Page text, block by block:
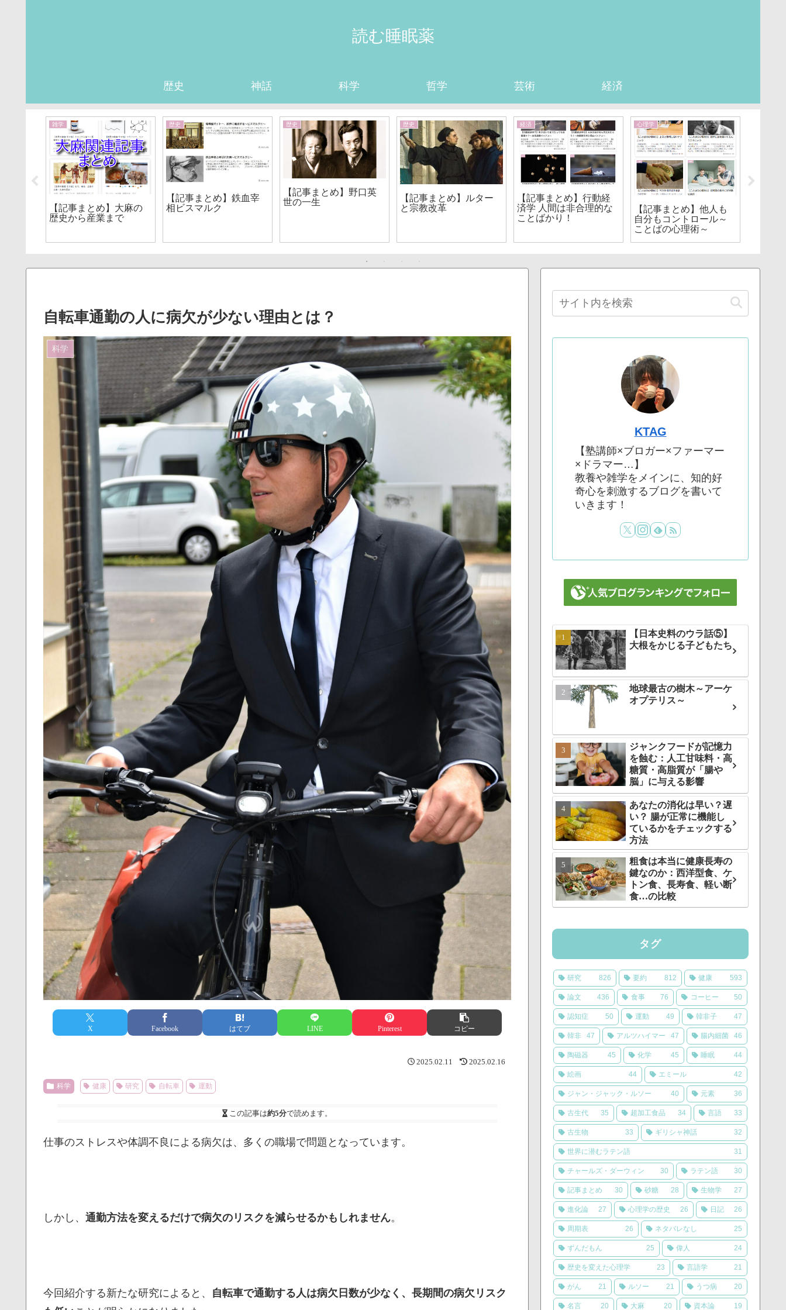
読む睡眠薬
歴史 神話 科学 哲学 芸術 経済
雑学
【記事まとめ】大麻の
歴史から産業まで
歴史
【記事まとめ】鉄血宰
相ビスマルク
歴史
【記事まとめ】野口英
世の一生
歴史
【記事まとめ】ルター
と宗教改革
経済
【記事まとめ】行動経
済学 人間は非合理的な
ことばかり！
心理学
【記事まとめ】他人も
自分もコントロール～
ことばの心理術～
自転車通勤の人に病欠が少ない理由とは？
科学
X Facebook はてブ LINE Pinterest コピー
2025.02.11 2025.02.16
科学 健康 研究 自転車 運動
この記事は約5分で読めます。
仕事のストレスや体調不良による病欠は、多くの職場で問題となっています。
しかし、 通勤方法を変えるだけで病欠のリスクを減らせるかもしれません。
今回紹介する新たな研究によると、 自転車で通勤する人は病欠日数が少なく、長期間の病欠リスク
KTAG
【塾講師×ブロガー×ファーマー
×ドラマー…】
教養や雑学をメインに、知的好
奇心を刺激するブログを書いて
いきます！
【日本史料のウラ話⑤】
大根をかじる子どもたち
地球最古の樹木～アーケ
オプテリス～
ジャンクフードが記憶力
を蝕む：人工甘味料・高
糖質・高脂質が「腸や
脳」に与える影響
あなたの消化は早い？遅
い？ 腸が正常に機能し
ているかをチェックする
方法
粗食は本当に健康長寿の
鍵なのか：西洋型食、ケ
トン食、長寿食、軽い断
食…の比較
タグ
研究 826 要約 812 健康 593
論文 436 食事 76 コーヒー 50
認知症 50 運動 49 韓非子 47
韓非 47 アルツハイマー 47 腸内細菌 46
陶磁器 45 化学 45 睡眠 44
絵画 44 エミール 42
ジャン・ジャック・ルソー 40 元素 36
古生代 35 超加工食品 34 言語 33
古生物 33 ギリシャ神話 32
世界に潜むラテン語 31
チャールズ・ダーウィン 30 ラテン語 30
記事まとめ 30 砂糖 28 生物学 27
進化論 27 心理学の歴史 26 日記 26
周期表 26 ネタバレなし 25
ずんだもん 25 偉人 24
歴史を変えた心理学 23 言語学 21
がん 21 ルソー 21 うつ病 20
名言 20 大麻 20 資本論 19